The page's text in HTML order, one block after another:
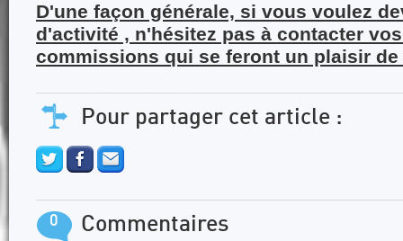
D'une façon générale, si vous voulez
d'activité , n'hésitez pas à contacter
commissions qui se feront un plaisir
Pour partager cet article :
0 Commentaires